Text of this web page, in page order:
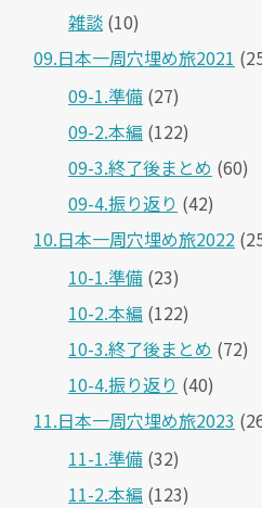
雑談 (10)
09.日本一周穴埋め旅2021
09-1.準備 (27)
09-2.本編 (122)
09-3.終了後まとめ (60)
09-4.振り返り (42)
10.日本一周穴埋め旅2022
10-1.準備 (23)
10-2.本編 (122)
10-3.終了後まとめ (72)
10-4.振り返り (40)
11.日本一周穴埋め旅2023
11-1.準備 (32)
11-2.本編 (123)